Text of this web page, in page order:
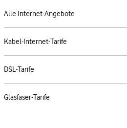
Alle Internet-Angebote
Kabel-Internet-Tarife
DSL-Tarife
Glasfaser-Tarife